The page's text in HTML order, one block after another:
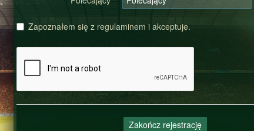
Zapoznałem się z regulaminem i akceptuje.
Zakończ rejestrację